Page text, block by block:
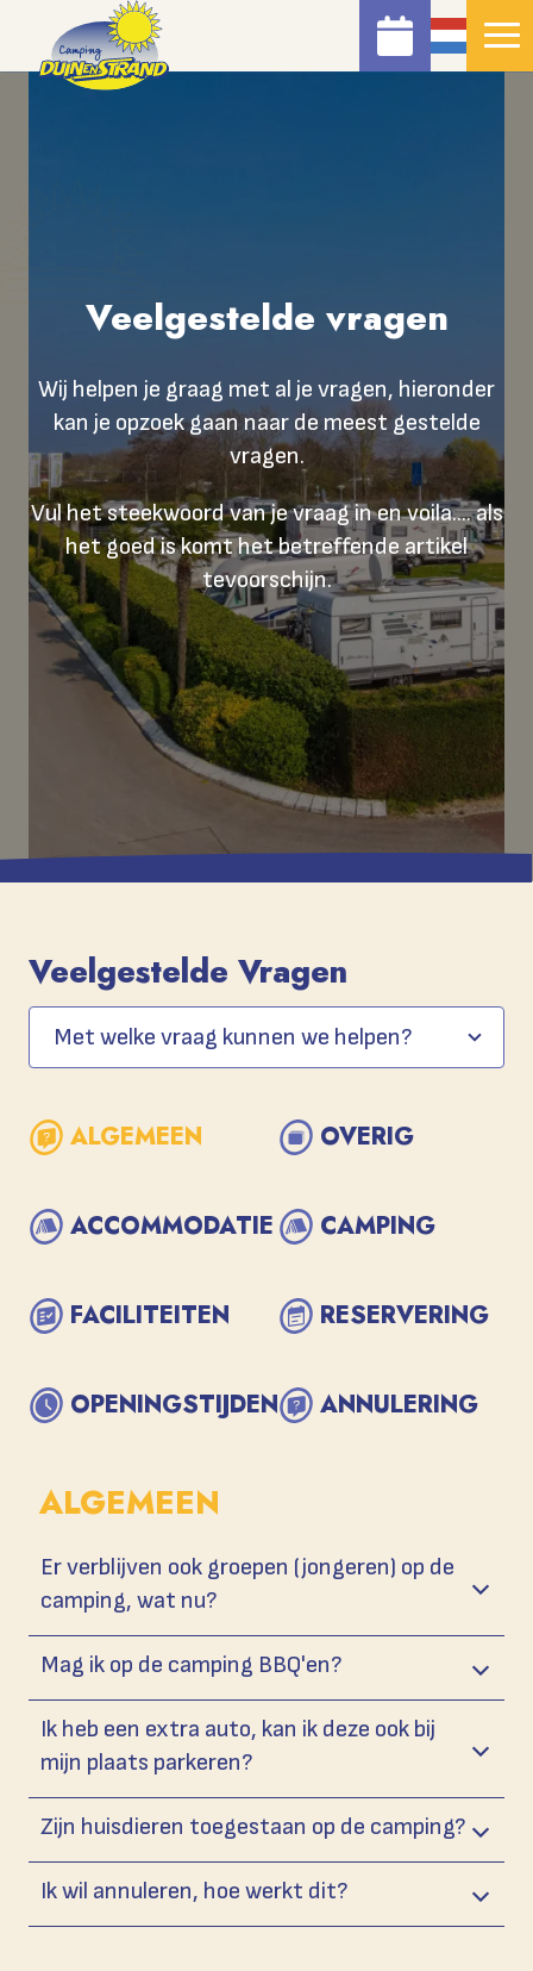
Veelgestelde vragen
Wij helpen je graag met al je vragen, hieronder
kan je opzoek gaan naar de meest gestelde
vragen.
Vul het steekwoord van je vraag in en voila.... als
het goed is komt het betreffende artikel
tevoorschijn.
Veelgestelde Vragen
Met welke vraag kunnen we helpen?
ALGEMEEN OVERIG
ACCOMMODATIE CAMPING
FACILITEITEN RESERVERING
OPENINGSTIJDEN ANNULERING
ALGEMEEN
Er verblijven ook groepen (jongeren) op de
camping, wat nu?
Mag ik op de camping BBQ'en?
Ik heb een extra auto, kan ik deze ook bij
mijn plaats parkeren?
Zijn huisdieren toegestaan op de camping?
Ik wil annuleren, hoe werkt dit?